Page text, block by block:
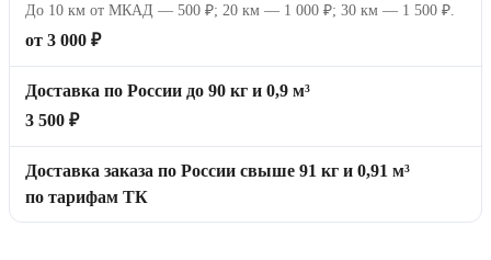
До 10 км от МКАД — 500 ₽; 20 км — 1 000 ₽; 30 км — 1 500 ₽.
от 3 000 ₽
Доставка по России до 90 кг и 0,9 м³
3 500 ₽
Доставка заказа по России свыше 91 кг и 0,91 м³
по тарифам ТК